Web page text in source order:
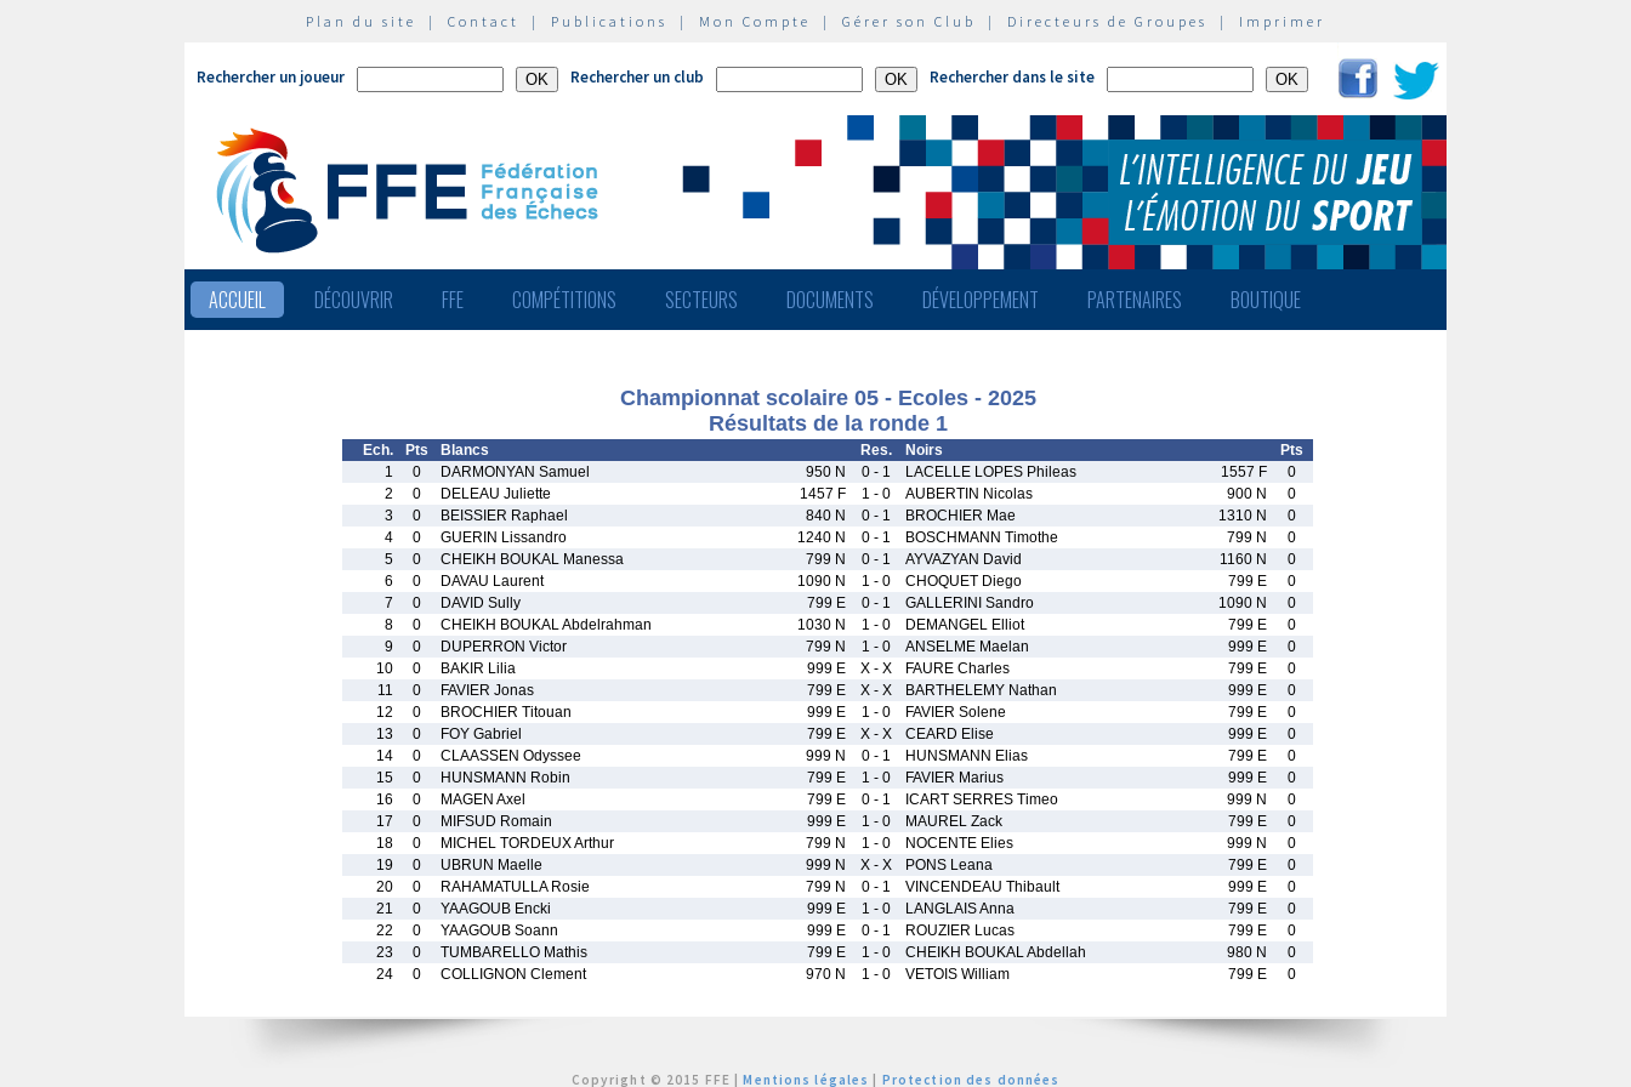
Plan du site | Contact | Publications | Mon Compte | Gérer son Club | Directeurs de Groupes | Imprimer
Rechercher un joueur Rechercher un club Rechercher dans le site
ACCUEIL DÉCOUVRIR FFE COMPÉTITIONS SECTEURS DOCUMENTS DÉVELOPPEMENT PARTENAIRES BOUTIQUE
Championnat scolaire 05 - Ecoles - 2025
Résultats de la ronde 1
Ech. Pts Blancs Res. Noirs
Pts
1
0 DARMONYAN Samuel 950 N 0 - 1 LACELLE LOPES Phileas 1557 F
0
2
0 DELEAU Juliette 1457 F 1 - 0 AUBERTIN Nicolas 900 N
0
3
0 BEISSIER Raphael 840 N 0 - 1 BROCHIER Mae 1310 N
0
4
0 GUERIN Lissandro 1240 N 0 - 1 BOSCHMANN Timothe 799 N
0
5
0 CHEIKH BOUKAL Manessa 799 N 0 - 1 AYVAZYAN David 1160 N
0
6
0 DAVAU Laurent 1090 N 1 - 0 CHOQUET Diego 799 E
0
7
0 DAVID Sully 799 E 0 - 1 GALLERINI Sandro 1090 N
0
8
0 CHEIKH BOUKAL Abdelrahman 1030 N 1 - 0 DEMANGEL Elliot 799 E
0
9
0 DUPERRON Victor 799 N 1 - 0 ANSELME Maelan 999 E
0
10
0 BAKIR Lilia 999 E X - X FAURE Charles 799 E
0
11
0 FAVIER Jonas 799 E X - X BARTHELEMY Nathan 999 E
0
12
0 BROCHIER Titouan 999 E 1 - 0 FAVIER Solene 799 E
0
13
0 FOY Gabriel 799 E X - X CEARD Elise 999 E
0
14
0 CLAASSEN Odyssee 999 N 0 - 1 HUNSMANN Elias 799 E
0
15
0 HUNSMANN Robin 799 E 1 - 0 FAVIER Marius 999 E
0
16
0 MAGEN Axel 799 E 0 - 1 ICART SERRES Timeo 999 N
0
17
0 MIFSUD Romain 999 E 1 - 0 MAUREL Zack 799 E
0
18
0 MICHEL TORDEUX Arthur 799 N 1 - 0 NOCENTE Elies 999 N
0
19
0 UBRUN Maelle 999 N X - X PONS Leana 799 E
0
20
0 RAHAMATULLA Rosie 799 N 0 - 1 VINCENDEAU Thibault 999 E
0
21
0 YAAGOUB Encki 999 E 1 - 0 LANGLAIS Anna 799 E
0
22
0 YAAGOUB Soann 999 E 0 - 1 ROUZIER Lucas 799 E
0
23
0 TUMBARELLO Mathis 799 E 1 - 0 CHEIKH BOUKAL Abdellah 980 N
0
24
0 COLLIGNON Clement 970 N 1 - 0 VETOIS William 799 E 0
Copyright © 2015 FFE |Mentions légales Protection des données